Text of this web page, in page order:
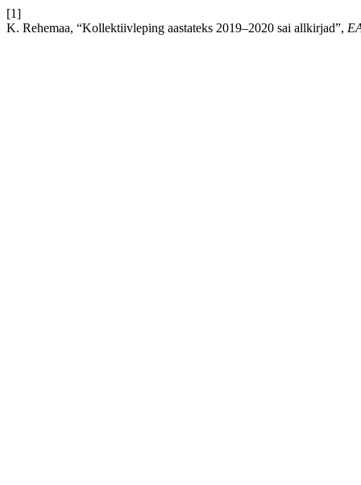
[1]
K. Rehemaa, “Kollektiivleping aastateks 2019–2020 sai allkirjad”,